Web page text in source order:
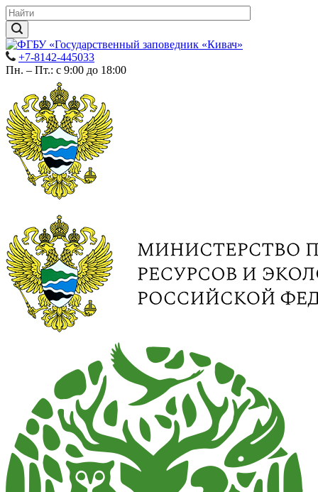
+7-8142-445033
Пн. – Пт.: с 9:00 до 18:00